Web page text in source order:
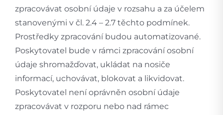
zpracovávat osobní údaje v rozsahu a za účelem
stanovenými v čl. 2.4 – 2.7 těchto podmínek.
Prostředky zpracování budou automatizované.
Poskytovatel bude v rámci zpracování osobní
údaje shromažďovat, ukládat na nosiče
informací, uchovávat, blokovat a likvidovat.
Poskytovatel není oprávněn osobní údaje
zpracovávat v rozporu nebo nad rámec